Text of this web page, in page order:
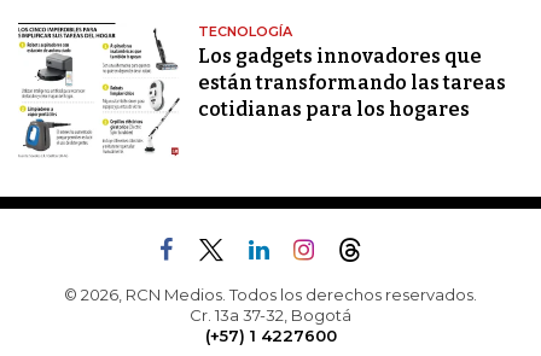
TECNOLOGÍA
Los gadgets innovadores que
están transformando las tareas
cotidianas para los hogares
© 2026, RCN Medios. Todos los derechos reservados.
Cr. 13a 37-32, Bogotá
(+57) 1 4227600